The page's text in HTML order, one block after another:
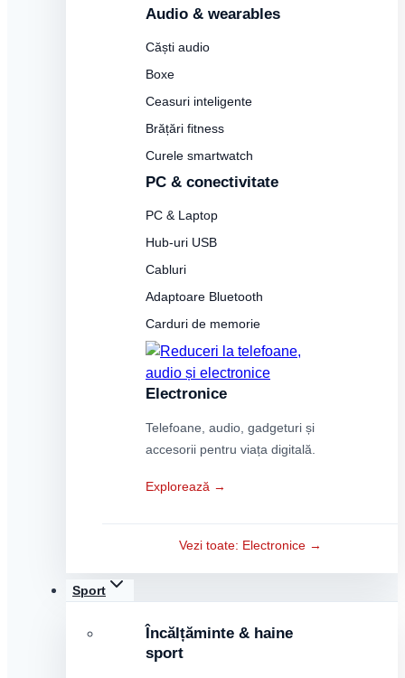
Audio & wearables
Căști audio
Boxe
Ceasuri inteligente
Brățări fitness
Curele smartwatch
PC & conectivitate
PC & Laptop
Hub-uri USB
Cabluri
Adaptoare Bluetooth
Carduri de memorie
Electronice
Telefoane, audio, gadgeturi și
accesorii pentru viața digitală.
Explorează →
Vezi toate: Electronice →
Sport
Încălțăminte & haine
sport